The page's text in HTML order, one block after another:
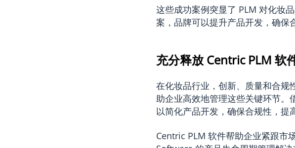
这些成功案例突显了 PLM 对化妆
案，品牌可以提升产品开发，确保
充分释放 Centric PLM 软
在化妆品行业，创新、质量和合规
助企业高效地管理这些关键环节。
以简化产品开发，确保合规性，提
Centric PLM 软件帮助企业紧跟市